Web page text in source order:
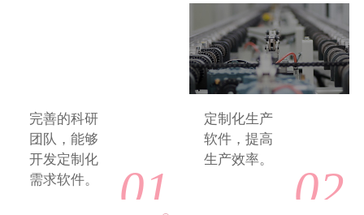
01
完善的科研
团队，能够
开发定制化
需求软件。
02
定制化生产
软件，提高
生产效率。